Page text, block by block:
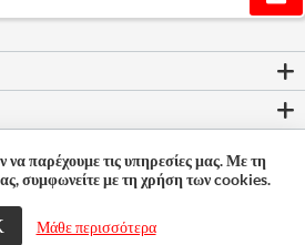
© 2026 Bookleader
παρέχουμε τις υπηρεσίες μας. Με τη
συμφωνείτε με τη χρήση των cookies.
Μάθε περισσότερα